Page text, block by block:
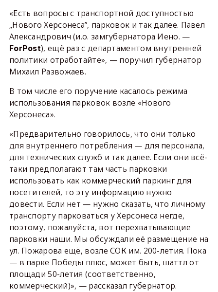
«Есть вопросы с транспортной доступностью
„Нового Херсонеса”, парковок и так далее. Павел
Александрович (и.о. замгубернатора Иено. —
ForPost), ещё раз с департаментом внутренней
политики отработайте», — поручил губернатор
Михаил Развожаев.
В том числе его поручение касалось режима
использования парковок возле «Нового
Херсонеса».
«Предварительно говорилось, что они только
для внутреннего потребления — для персонала,
для технических служб и так далее. Если они всё-
таки предполагают там часть парковки
использовать как коммерческий паркинг для
посетителей, то эту информацию нужно
довести. Если нет — нужно сказать, что личному
транспорту парковаться у Херсонеса негде,
поэтому, пожалуйста, вот перехватывающие
парковки наши. Мы обсуждали её размещение на
ул. Пожарова ещё, возле СОК им. 200-летия. Пока
— в парке Победы плюс, может быть, шаттл от
площади 50-летия (соответственно,
коммерческий)», — рассказал губернатор.